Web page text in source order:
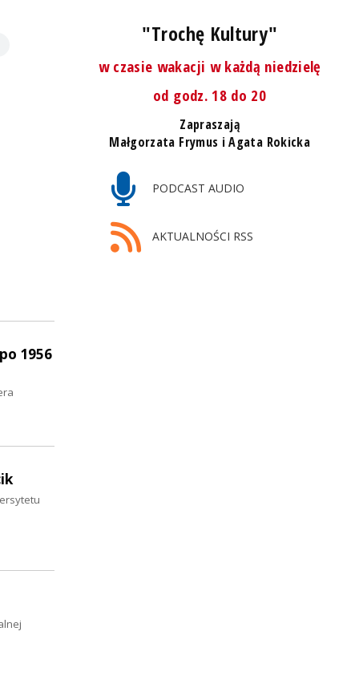
"Trochę Kultury"
w czasie wakacji w każdą niedzielę
od godz. 18 do 20
Zapraszają
Małgorzata Frymus i Agata Rokicka
PODCAST AUDIO
AKTUALNOŚCI RSS
1956